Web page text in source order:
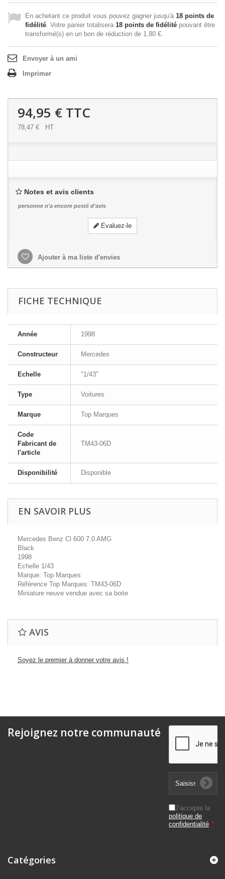
En achetant ce produit vous pouvez gagner jusqu'à 18 points de
fidélité. Votre panier totalisera 18 points de fidélité pouvant être
transformé(s) en un bon de réduction de 1,80 €.
Envoyer à un ami
Imprimer
94,95 € TTC
78,47 € HT
Notes et avis clients
personne n'a encore posté d'avis
Evaluez-le
Ajouter à ma liste d'envies
FICHE TECHNIQUE
Année 1998
Constructeur Mercedes
Echelle "1/43"
Type Voitures
Marque Top Marques
Code
Fabricant de
l'article
TM43-06D
Disponibilité Disponible
EN SAVOIR PLUS
Mercedes Benz Cl 600 7.0 AMG
Black
1998
Echelle 1/43
Marque: Top Marques
Référence Top Marques: TM43-06D
Miniature neuve vendue avec sa boite
AVIS
Soyez le premier à donner votre avis !
Rejoignez notre communauté
J'accepte la
politique de
confidentialité *
Catégories